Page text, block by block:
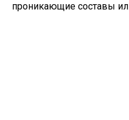
проникающие составы